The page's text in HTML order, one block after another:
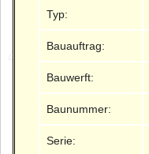
Typ:
Bauauftrag:
Bauwerft:
Baunummer:
Serie: